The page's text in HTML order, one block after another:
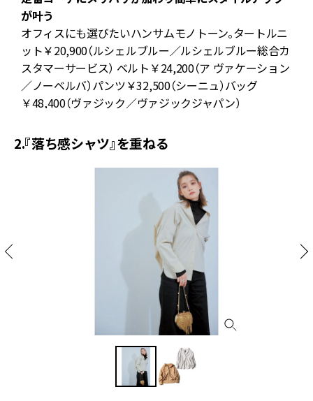
が叶う
オフィスにも選びたいハンサムモノトーン。タートルニ
ット￥20,900（ルシェルブルー／ルシェルブルー総合カ
スタマーサービス） ベルト￥24,200（ア ヴァケーション
／ノーベルバ）パンツ￥32,500（シーニュ）バッグ
￥48,400（ヴァジック／ヴァジックジャパン）
2.『落ち感シャツ』を重ねる